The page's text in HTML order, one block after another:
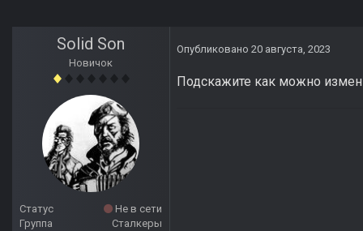
Solid Son
Новичок
Статус
Не в сети
Группа
Сталкеры
Опубликовано 20 августа, 2023
Подскажите как можно